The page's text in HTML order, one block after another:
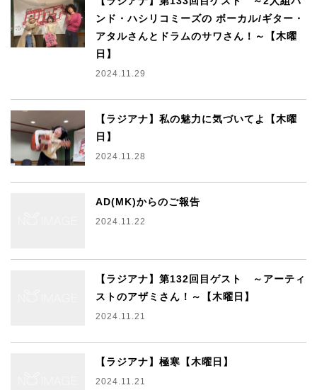
ンド・ハシリコミーズの ボーカル/ギター・
アタルさんとドラムのサワさん！～【木曜
日】
2024.11.29
【ラジアナ】私の魅力に気づいてよ【木曜
日】
2024.11.28
AD(MK)からのご報告
2024.11.22
【ラジアナ】第132回目ゲスト ～アーティ
ストのアザミさん！～【木曜日】
2024.11.21
【ラジアナ】極寒【木曜日】
2024.11.21